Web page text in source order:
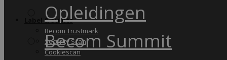
Label & audits
Becom Trustmark
Security Scan
Cookiescan
Opleidingen
Becom Summit